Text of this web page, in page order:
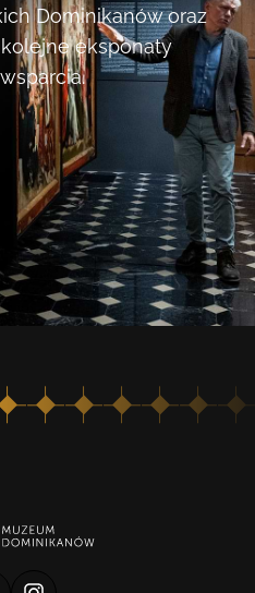
Dominikanów oraz
eksponaty